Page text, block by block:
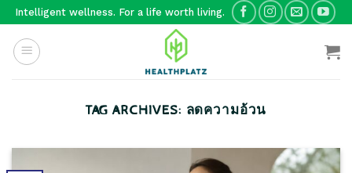
Skip
content
Intelligent wellness. For a life worth living.
TAG ARCHIVES: ลดความอ้วน